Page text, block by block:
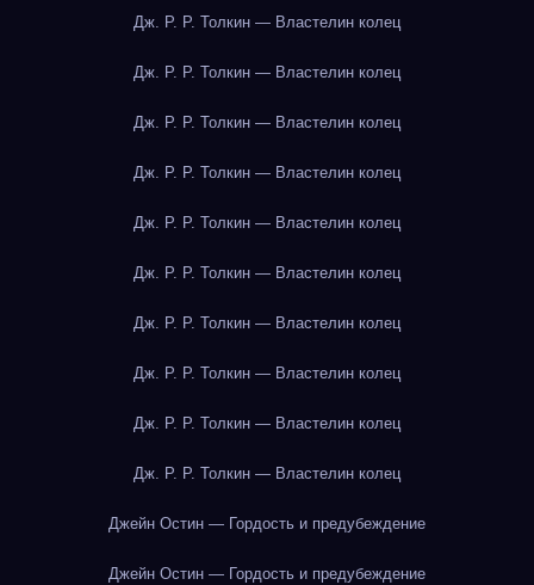
Дж. Р. Р. Толкин — Властелин колец
Дж. Р. Р. Толкин — Властелин колец
Дж. Р. Р. Толкин — Властелин колец
Дж. Р. Р. Толкин — Властелин колец
Дж. Р. Р. Толкин — Властелин колец
Дж. Р. Р. Толкин — Властелин колец
Дж. Р. Р. Толкин — Властелин колец
Дж. Р. Р. Толкин — Властелин колец
Дж. Р. Р. Толкин — Властелин колец
Дж. Р. Р. Толкин — Властелин колец
Джейн Остин — Гордость и предубеждение
Джейн Остин — Гордость и предубеждение